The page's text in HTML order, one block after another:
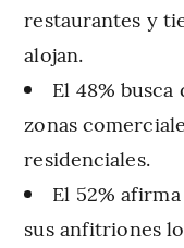
restaurantes y
alojan.
El 48%
zonas
residenciales.
El 52%
sus anfitriones